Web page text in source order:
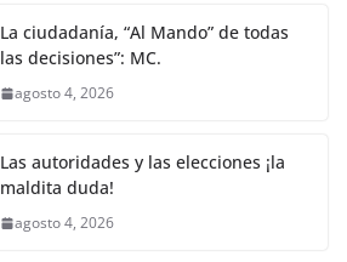
La ciudadanía, “Al Mando” de todas
las decisiones”: MC.
agosto 4, 2026
Las autoridades y las elecciones ¡la
maldita duda!
agosto 4, 2026